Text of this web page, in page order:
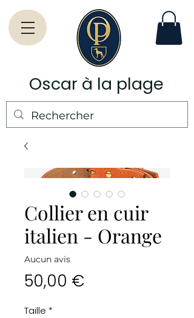
Oscar à la plage
Collier en cuir
italien - Orange
Aucun avis
50,00 €Prix
Taille *